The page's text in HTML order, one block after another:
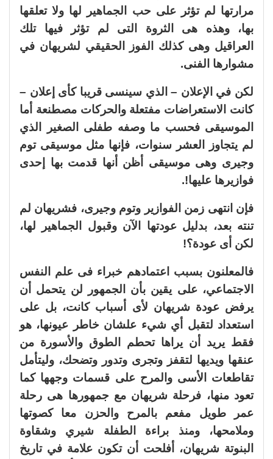
مرارتها لم تؤثر على حب الجماهير لها ولا تعلقها
بها، وهذه هى الثروة التى لم تؤثر فيها تلك
العراقيل وهى كذلك الفوز الحقيقي لشريهان في
مشوارها الفنى.
لكن في الإعلان – الذي سينسى قريبا كأى إعلان –
كانت الاستعراضات مفتعلة والحركات مصطنعة أما
الموسيقى فحسب ما وصفه طفلى الصغير الذي
لم يتجاوز العشر سنوات، فإنها مثل موسيقى توم
وجيرى وهى موسيقى أظن أنها قدمت بها إحدى
فوازيرها عليها!.
فإن انتهى زمن الفوازير وتوم وجيرى، فشريهان لم
تنته بعد، بدليل عودتها الآن وقبول الجماهير لها،
لكن أى عودة؟!
فالمعلنون بسبب اعتمادهم خبراء فى علم النفس
الاجتماعي، على يقين بأن الجمهور لن يتحمل أن
يرفض عودة شريهان لأى أسباب كانت، بل على
استعداد لتقبل أي شيء علشان خاطر عيونها، هو
فقط يريد أن يراها تحطم الطوق والأسورة من
عنقها ويديها لتقفز وتجرى وتدور وتضحك، وليتأمل
تقاطعات الأسى والمرح على قسمات وجهها كما
تعود منها، فرحلة شريهان مع جمهورها هى رحلة
عمر طويل مفعم بالمرح والحزن معا كصوتها
وملامحها، ومنذ براءة الطفلة شيري وشقاوة
البنوتة شريهان، أفلحت أن تكون علامة في تاريخ